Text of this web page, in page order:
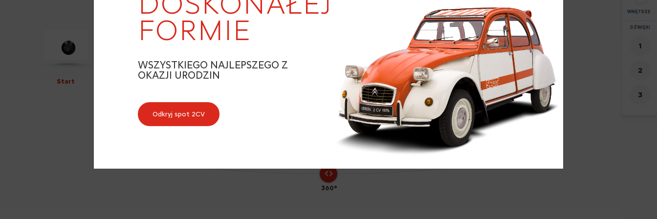
FORMIE
WSZYSTKIEGO NAJLEPSZEGO Z
OKAZJI URODZIN
Odkryj spot 2CV 15
360°
Start
WNĘTRZE
DŹWIĘKI